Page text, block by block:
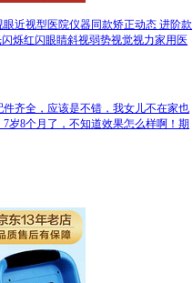
近视型医院仪器同款矫正动态 进阶款
烁红闪眼睛斜视弱势视觉视力家用医
齐全，应该是不错，我女儿不在家也
岁8个月了，不知道效果怎么样啊！期